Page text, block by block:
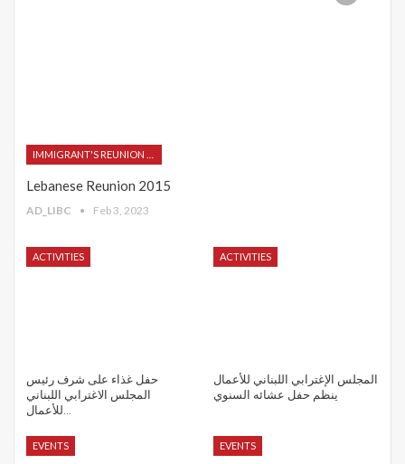
Lebanese Reunion 2015
AD_LIBC Feb 3, 2023
ACTIVITIES
حفل غذاء على شرف رئيس
المجلس الاغترابي اللبناني
للأعمال…
ACTIVITIES
المجلس الإغترابي اللبناني للأعمال
ينظم حفل عشائه السنوي
EVENTS EVENTS